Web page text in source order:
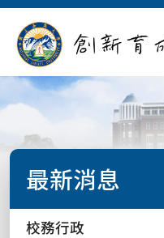
最新消息
校務行政